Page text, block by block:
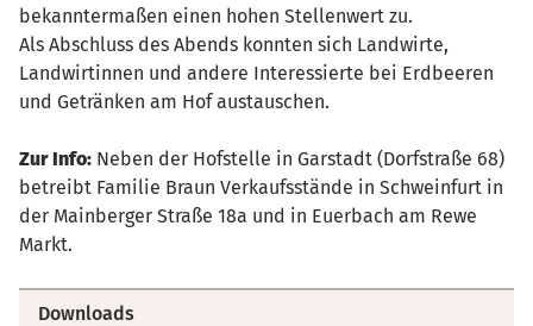
bekanntermaßen einen hohen Stellenwert zu.
Als Abschluss des Abends konnten sich Landwirte,
Landwirtinnen und andere Interessierte bei Erdbeeren
und Getränken am Hof austauschen.
Zur Info: Neben der Hofstelle in Garstadt (Dorfstraße 68)
betreibt Familie Braun Verkaufsstände in Schweinfurt in
der Mainberger Straße 18a und in Euerbach am Rewe
Markt.
Downloads